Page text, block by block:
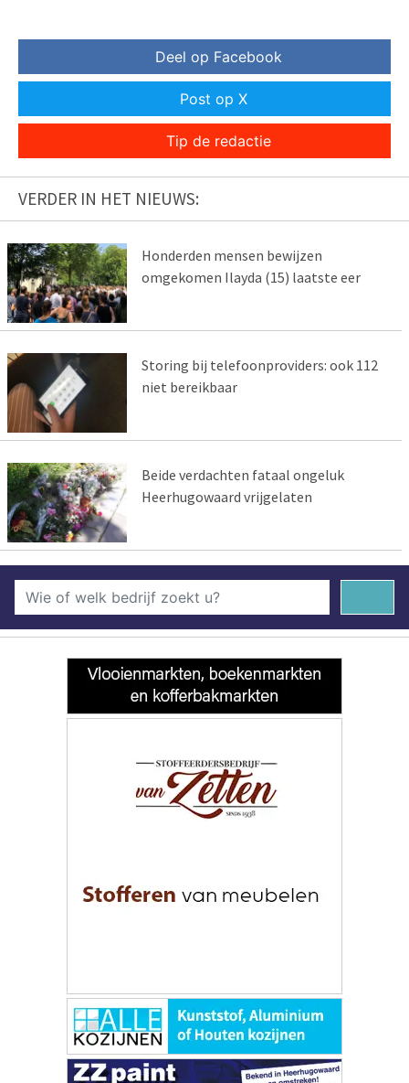
Deel op Facebook
Post op X
Tip de redactie
VERDER IN HET NIEUWS:
Honderden mensen bewijzen
omgekomen Ilayda (15) laatste eer
Storing bij telefoonproviders: ook 112
niet bereikbaar
Beide verdachten fataal ongeluk
Heerhugowaard vrijgelaten